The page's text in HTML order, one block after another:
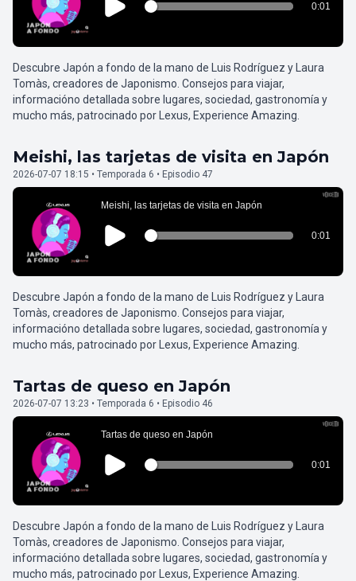
Descubre Japón a fondo de la mano de Luis Rodríguez y Laura
Tomàs, creadores de Japonismo. Consejos para viajar,
informacióno detallada sobre lugares, sociedad, gastronomía y
mucho más, patrocinado por Lexus, Experience Amazing.
Meishi, las tarjetas de visita en Japón
2026-07-07 18:15 • Temporada 6 • Episodio 47
Descubre Japón a fondo de la mano de Luis Rodríguez y Laura
Tomàs, creadores de Japonismo. Consejos para viajar,
informacióno detallada sobre lugares, sociedad, gastronomía y
mucho más, patrocinado por Lexus, Experience Amazing.
Tartas de queso en Japón
2026-07-07 13:23 • Temporada 6 • Episodio 46
Descubre Japón a fondo de la mano de Luis Rodríguez y Laura
Tomàs, creadores de Japonismo. Consejos para viajar,
informacióno detallada sobre lugares, sociedad, gastronomía y
mucho más, patrocinado por Lexus, Experience Amazing.